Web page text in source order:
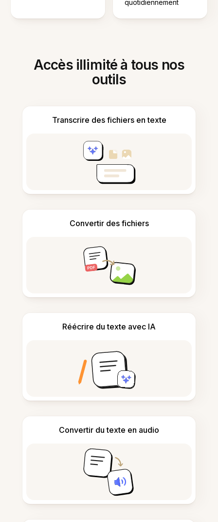
quotidiennement
Accès illimité à tous nos
outils
Transcrire des fichiers en texte
Convertir des fichiers
Réécrire du texte avec IA
Convertir du texte en audio